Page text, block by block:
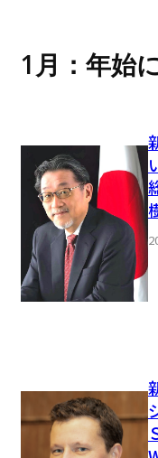
1月：年始